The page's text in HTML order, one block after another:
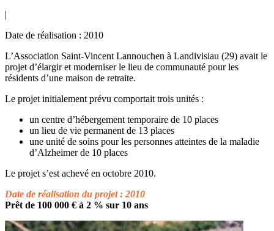
Date de réalisation : 2010
L’Association Saint-Vincent Lannouchen à Landivisiau (29) avait le
projet d’élargir et moderniser le lieu de communauté pour les
résidents d’une maison de retraite.
Le projet initialement prévu comportait trois unités :
un centre d’hébergement temporaire de 10 places
un lieu de vie permanent de 13 places
une unité de soins pour les personnes atteintes de la maladie
d’Alzheimer de 10 places
Le projet s’est achevé en octobre 2010.
Date de réalisation du projet : 2010
Prêt de 100 000 € à 2 % sur 10 ans